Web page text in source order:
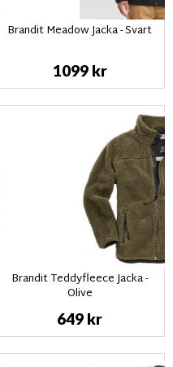
Brandit Meadow Jacka - Svart
1099 kr
Brandit Teddyfleece Jacka -
Olive
649 kr